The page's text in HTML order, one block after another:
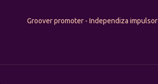
Groover promoter - Independiza impulsor